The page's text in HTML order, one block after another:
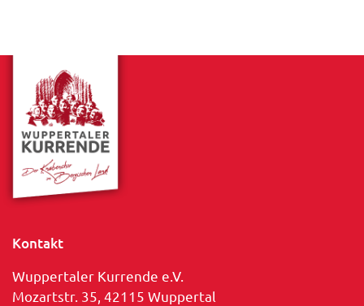
Kontakt
Wuppertaler Kurrende e.V.
Mozartstr. 35, 42115 Wuppertal